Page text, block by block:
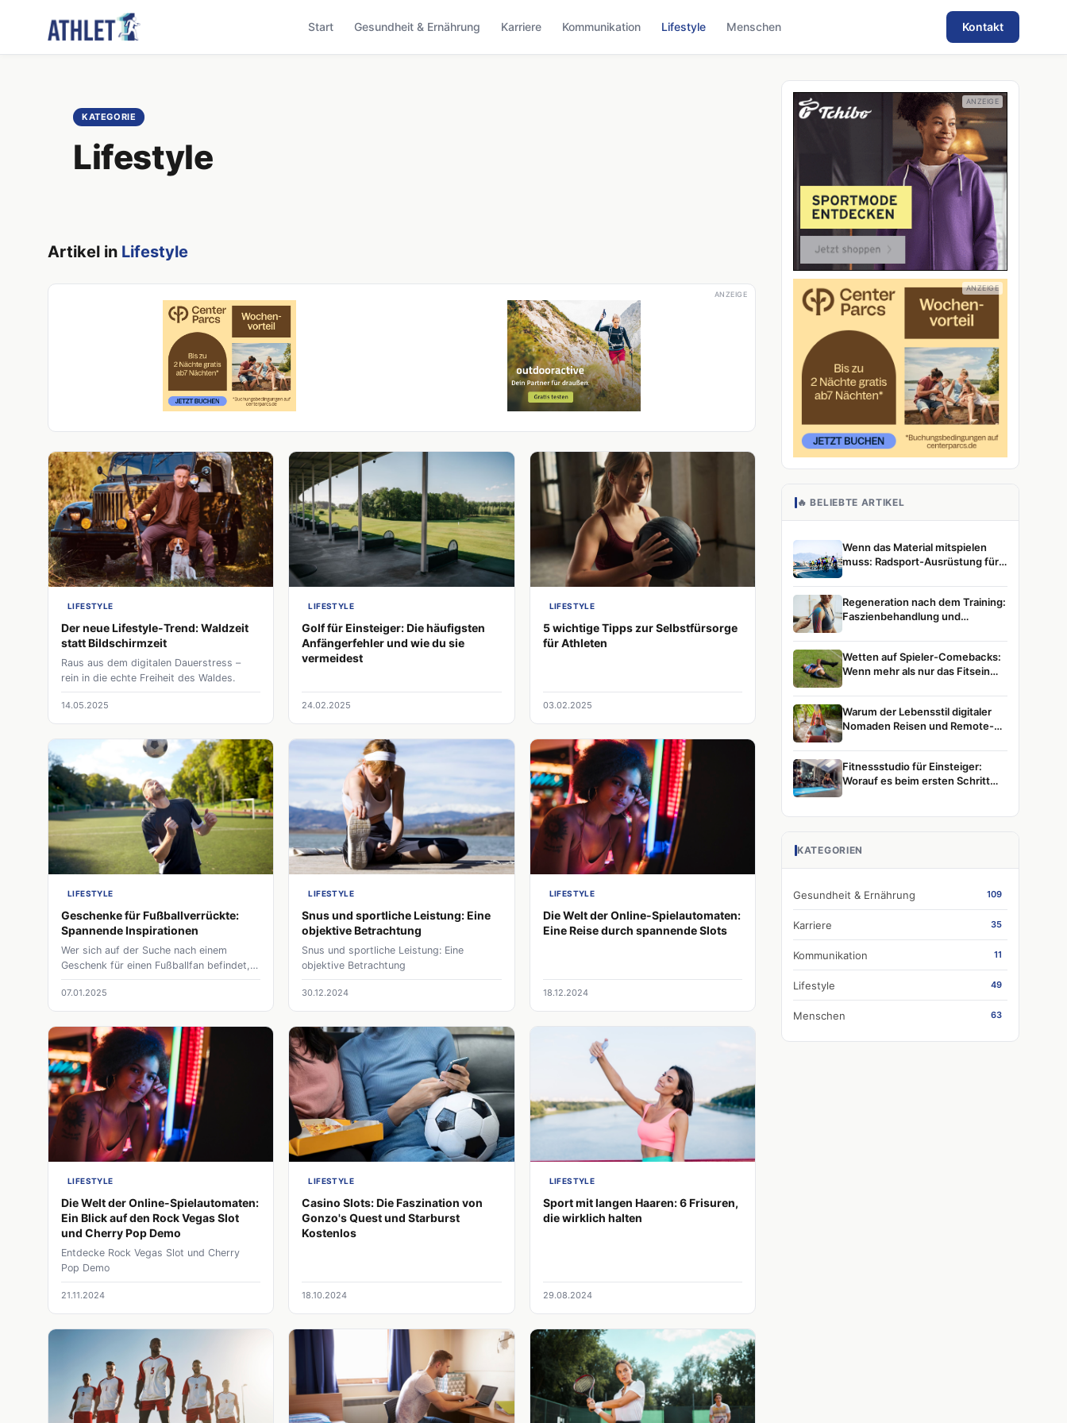
Start Gesundheit & Ernährung Karriere Kommunikation Lifestyle Menschen Kontakt
KATEGORIE
Lifestyle
Artikel in Lifestyle
ANZEIGE
LIFESTYLE
Der neue Lifestyle-Trend: Waldzeit
statt Bildschirmzeit
Raus aus dem digitalen Dauerstress –
rein in die echte Freiheit des Waldes.
14.05.2025
LIFESTYLE
Golf für Einsteiger: Die häufigsten
Anfängerfehler und wie du sie
vermeidest
24.02.2025
LIFESTYLE
5 wichtige Tipps zur Selbstfürsorge
für Athleten
03.02.2025
LIFESTYLE
Geschenke für Fußballverrückte:
Spannende Inspirationen
Wer sich auf der Suche nach einem
Geschenk für einen Fußballfan befindet,
wird mit vielen Ideen konfrontiert. Diese
Tipps helfen weiter.
07.01.2025
LIFESTYLE
Snus und sportliche Leistung: Eine
objektive Betrachtung
Snus und sportliche Leistung: Eine
objektive Betrachtung
30.12.2024
LIFESTYLE
Die Welt der Online-Spielautomaten:
Eine Reise durch spannende Slots
18.12.2024
LIFESTYLE
Die Welt der Online-Spielautomaten:
Ein Blick auf den Rock Vegas Slot
und Cherry Pop Demo
Entdecke Rock Vegas Slot und Cherry
Pop Demo
21.11.2024
LIFESTYLE
Casino Slots: Die Faszination von
Gonzo's Quest und Starburst
Kostenlos
18.10.2024
LIFESTYLE
Sport mit langen Haaren: 6 Frisuren,
die wirklich halten
29.08.2024
🔥 BELIEBTE ARTIKEL
Wenn das Material mitspielen
muss: Radsport-Ausrüstung für
Athleten
Regeneration nach dem Training:
Faszienbehandlung und
Leistungssport
Wetten auf Spieler-Comebacks:
Wenn mehr als nur das Fitsein
Warum der Lebensstil digitaler
Nomaden Reisen und Remote-
Fitnessstudio für Einsteiger:
Worauf es beim ersten Schritt
KATEGORIEN
Gesundheit & Ernährung 109
Karriere 35
Kommunikation 11
Lifestyle 49
Menschen 63